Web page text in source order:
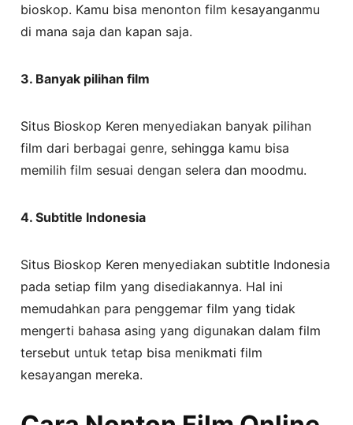
bioskop. Kamu bisa menonton film kesayanganmu
di mana saja dan kapan saja.
3. Banyak pilihan film
Situs Bioskop Keren menyediakan banyak pilihan
film dari berbagai genre, sehingga kamu bisa
memilih film sesuai dengan selera dan moodmu.
4. Subtitle Indonesia
Situs Bioskop Keren menyediakan subtitle Indonesia
pada setiap film yang disediakannya. Hal ini
memudahkan para penggemar film yang tidak
mengerti bahasa asing yang digunakan dalam film
tersebut untuk tetap bisa menikmati film
kesayangan mereka.